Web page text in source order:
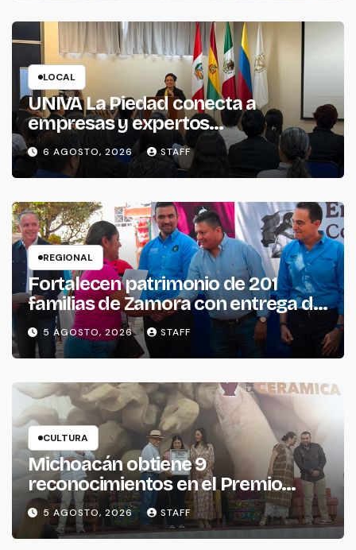
LOCAL
UNIVA La Piedad conecta a
empresas y expertos
internacionales para impulsar la
productividad empresarial
6 AGOSTO, 2026 STAFF
REGIONAL
Fortalecen patrimonio de 201
familias de Zamora con entrega de
escrituras
5 AGOSTO, 2026 STAFF
CULTURA
Michoacán obtiene 9
reconocimientos en el Premio
Nacional de la Cerámica
5 AGOSTO, 2026 STAFF